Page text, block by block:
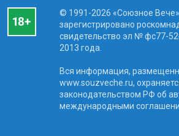
© 1991-2026 «Союзное
зарегистрировано
свидетельство эл № фc77-
2013 года.
Вся информация,
www.souzveche.ru,
законодательством РФ об
международными